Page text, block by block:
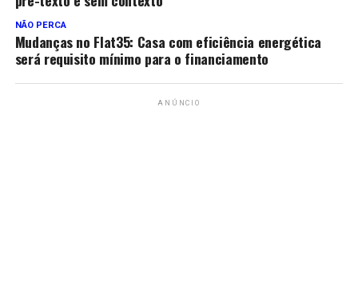
NÃO PERCA
Mudanças no Flat35: Casa com eficiência energética
será requisito mínimo para o financiamento
ANÚNCIO